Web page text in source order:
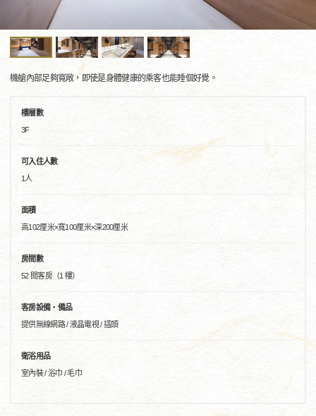
機艙內部足夠寬敞，即使是身體健康的乘客也能睡個好覺。
樓層數
3F
可入住人數
1人
面積
高102厘米×寬100厘米×深200厘米
房間數
52 間客房（1 樓）
客房設備・備品
提供無線網路 / 液晶電視 / 插頭
衛浴用品
室內裝 / 浴巾 / 毛巾